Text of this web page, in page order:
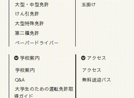
大型・中型免許
けん引免許
大型特殊免許
第二種免許
ペーパードライバー
玉掛け
学校案内
学校案内
Q&A
大学生のための運転免許取
得ガイド
アクセス
アクセス
無料送迎バス